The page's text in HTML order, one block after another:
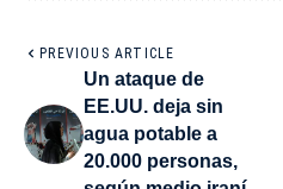
PREVIOUS ARTICLE
Un ataque de
EE.UU. deja sin
agua potable a
20.000 personas,